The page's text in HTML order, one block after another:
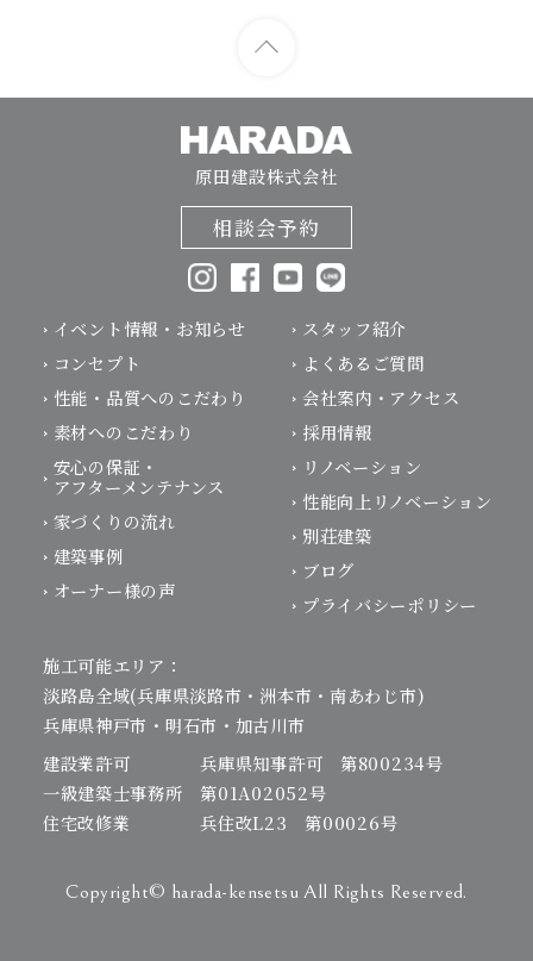
原田建設株式会社
相談会予約
イベント情報・お知らせ
コンセプト
性能・品質へのこだわり
素材へのこだわり
安心の保証・
アフターメンテナンス
家づくりの流れ
建築事例
オーナー様の声
スタッフ紹介
よくあるご質問
会社案内・アクセス
採用情報
リノベーション
性能向上リノベーション
別荘建築
ブログ
プライバシーポリシー
施工可能エリア：
淡路島全域(兵庫県淡路市・洲本市・南あわじ市)
兵庫県神戸市・明石市・加古川市
建設業許可 兵庫県知事許可 第800234号
一級建築士事務所 第01A02052号
住宅改修業 兵住改L23 第00026号
Copyright© harada-kensetsu All Rights Reserved.